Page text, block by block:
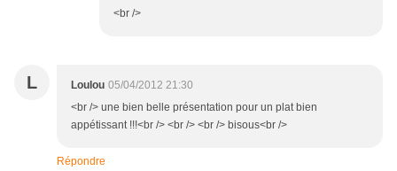
<br />
L Loulou 05/04/2012 21:30
<br /> une bien belle présentation pour un plat bien
appétissant !!!<br /> <br /> <br /> bisous<br />
Répondre